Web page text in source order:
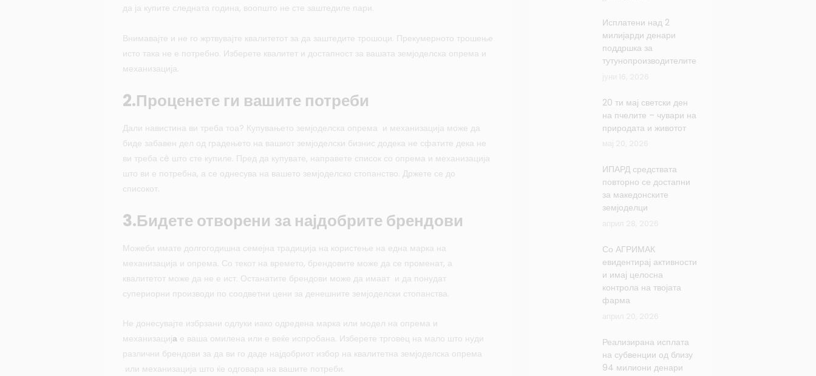
да ја купите следната година, воопшто не сте заштедиле пари.
Внимавајте и не го жртвувајте квалитетот за да заштедите трошоци. Прекумерното трошење
исто така не е потребно. Изберете квалитет и достапност за вашата земјоделска опрема и
механизација.
2.Проценете ги вашите потреби
Дали навистина ви треба тоа? Купувањето земјоделска опрема и механизација може да
биде забавен дел од градењето на вашиот земјоделски бизнис додека не сфатите дека не
ви треба сè што сте купиле. Пред да купувате, направете список со опрема и механизација
што ви е потребна, а се однесува на вашето земјоделско стопанство. Држете се до
списокот.
3.Бидете отворени за најдобрите брендови
Можеби имате долгогодишна семејна традиција на користење на една марка на
механизација и опрема. Со текот на времето, брендовите може да се променат, а
квалитетот може да не е ист. Останатите брендови може да имаат и да понудат
супериорни производи по соодветни цени за денешните земјоделски стопанства.
Не донесувајте избрзани одлуки иако одредена марка или модел на опрема и
механизација е ваша омилена или е веќе испробана. Изберете трговец на мало што нуди
различни брендови за да ви го даде најдобриот избор на квалитетна земјоделска опрема
или механизација што ќе одговара на вашите потреби.
Исплатени над 2
милијарди денари
поддршка за
тутунопроизводителите
20 ти мај светски ден
на пчелите – чувари на
природата и животот
ИПАРД средствата
повторно се достапни
за македонските
земјоделци
Со АГРИМАК
евидентирај активности
и имај целосна
контрола на твојата
фарма
Реализирана исплата
на субвенции од близу
94 милиони денари